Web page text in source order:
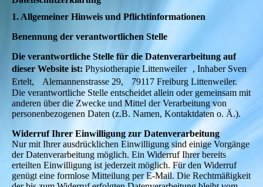
1. Allgemeiner Hinweis und Pflichtinformationen
Benennung der verantwortlichen Stelle
Die verantwortliche Stelle für die Datenverarbeitung auf
dieser Website ist: Physiotherapie Littenweiler , Inhaber Sven
Ertelt, Alemannenstrasse 29, 79117 Freiburg Littenweiler.
Die verantwortliche Stelle entscheidet allein oder gemeinsam mit
anderen über die Zwecke und Mittel der Verarbeitung von
personenbezogenen Daten (z.B. Namen, Kontaktdaten o. Ä.).
Widerruf Ihrer Einwilligung zur Datenverarbeitung
Nur mit Ihrer ausdrücklichen Einwilligung sind einige Vorgänge
der Datenverarbeitung möglich. Ein Widerruf Ihrer bereits
erteilten Einwilligung ist jederzeit möglich. Für den Widerruf
genügt eine formlose Mitteilung per E-Mail. Die Rechtmäßigkeit